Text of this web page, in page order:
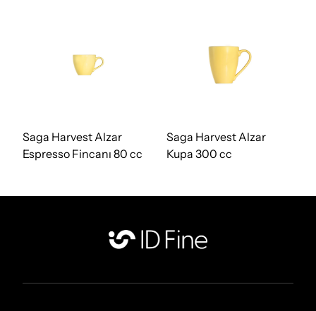
Saga Harvest Alzar
Espresso Fincanı 80 cc
Saga Harvest Alzar
Kupa 300 cc